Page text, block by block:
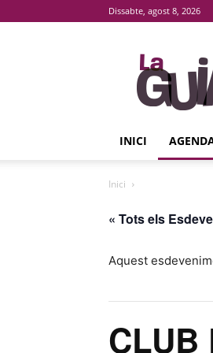
Dissabte, agost 8, 2026
INICI
Inici
« Tots els
Aquest
CLUB